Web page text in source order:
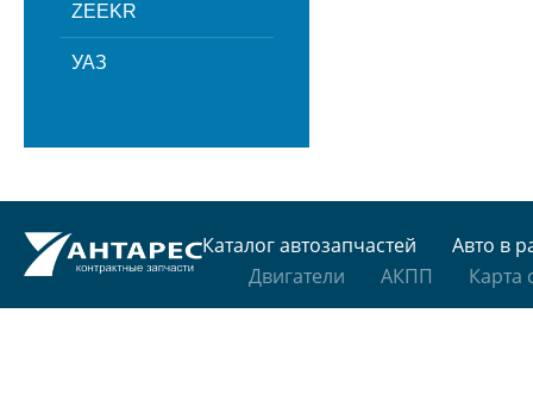
ZEEKR
УАЗ
Каталог автозапчастей
Авто в
Двигатели
АКПП Карта